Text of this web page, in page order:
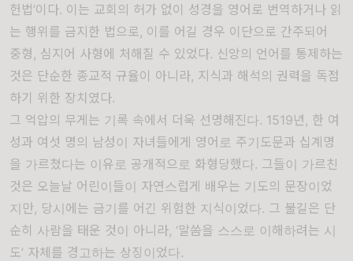
헌법’이다. 이는 교회의 허가 없이 성경을 영어로 번역하거나 읽
는 행위를 금지한 법으로, 이를 어길 경우 이단으로 간주되어
중형, 심지어 사형에 처해질 수 있었다. 신앙의 언어를 통제하는
것은 단순한 종교적 규율이 아니라, 지식과 해석의 권력을 독점
하기 위한 장치였다.
그 억압의 무게는 기록 속에서 더욱 선명해진다. 1519년, 한 여
성과 여섯 명의 남성이 자녀들에게 영어로 주기도문과 십계명
을 가르쳤다는 이유로 공개적으로 화형당했다. 그들이 가르친
것은 오늘날 어린이들이 자연스럽게 배우는 기도의 문장이었
지만, 당시에는 금기를 어긴 위험한 지식이었다. 그 불길은 단
순히 사람을 태운 것이 아니라, ‘말씀을 스스로 이해하려는 시
도’ 자체를 경고하는 상징이었다.